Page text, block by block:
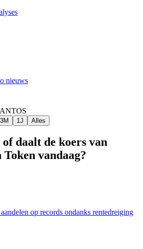
nieuws
3M 1J Alles
daalt de koers van
Token vandaag?
op records ondanks rentedreiging